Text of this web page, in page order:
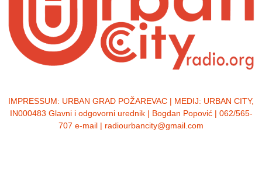
IMPRESSUM: URBAN GRAD POŽAREVAC | MEDIJ: URBAN CITY,
IN000483 Glavni i odgovorni urednik | Bogdan Popović | 062/565-
707 e-mail | radiourbancity@gmail.com